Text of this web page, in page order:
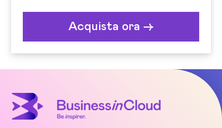
Acquista ora ->